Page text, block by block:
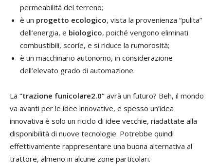
permeabilità del terreno;
è un progetto ecologico, vista la provenienza “pulita”
dell’energia, e biologico, poiché vengono eliminati
combustibili, scorie, e si riduce la rumorosità;
è un macchinario autonomo, in considerazione
dell’elevato grado di automazione.
La “trazione funicolare2.0” avrà un futuro? Beh, il mondo
va avanti per le idee innovative, e spesso un’idea
innovativa è solo un riciclo di idee vecchie, riadattate alla
disponibilità di nuove tecnologie. Potrebbe quindi
effettivamente rappresentare una buona alternativa al
trattore, almeno in alcune zone particolari.